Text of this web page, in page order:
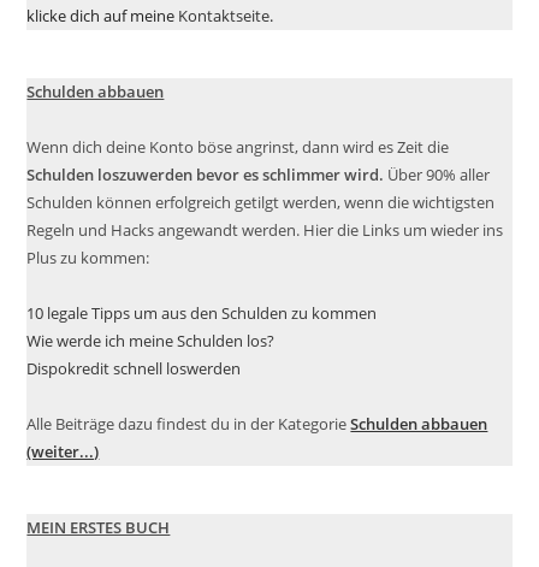
klicke dich auf meine Kontaktseite.
Schulden abbauen
Wenn dich deine Konto böse angrinst, dann wird es Zeit die
Schulden loszuwerden bevor es schlimmer wird. Über 90% aller
Schulden können erfolgreich getilgt werden, wenn die wichtigsten
Regeln und Hacks angewandt werden. Hier die Links um wieder ins
Plus zu kommen:
10 legale Tipps um aus den Schulden zu kommen
Wie werde ich meine Schulden los?
Dispokredit schnell loswerden
Alle Beiträge dazu findest du in der KategorieSchulden abbauen
(weiter...)
MEIN ERSTES BUCH